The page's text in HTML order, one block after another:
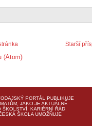
Starší
(Atom)
PORTÁL PUBLIKUJE
JAKO JE AKTUÁLNĚ
ŠKOLSTVÍ, KARIÉRNÍ ŘÁD
ŠKOLA UMOŽŇUJE